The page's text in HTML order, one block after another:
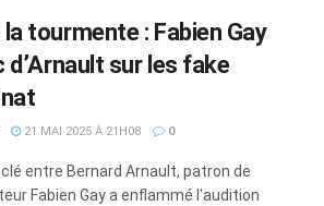
la tourmente : Fabien Gay
d’Arnault sur les fake
21 MAI 2025 À 21H08 0
entre Bernard Arnault, patron de
Fabien Gay a enflammé l'audition